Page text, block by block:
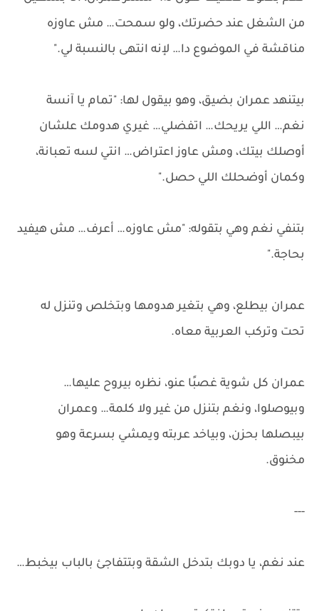
من الشغل عند حضرتك، ولو سمحت… مش عاوزه
مناقشة في الموضوع دا… لإنه انتهى بالنسبة لي."
بيتنهد عمران بضيق، وهو بيقول لها: "تمام يا آنسة
نغم… اللي يريحك… اتفضلي… غيري هدومك علشان
أوصلك بيتك، ومش عاوز اعتراض… انتي لسه تعبانة،
وكمان أوضحلك اللي حصل."
بتنفي نغم وهي بتقوله: "مش عاوزه… أعرف… مش هيفيد
بحاجة."
عمران بيطلع، وهي بتغير هدومها وبتخلص وتنزل له
تحت وتركب العربية معاه.
عمران كل شوية غصبًا عنو، نظره بيروح عليها…
وبيوصلوا، ونغم بتنزل من غير ولا كلمة… وعمران
بيبصلها بحزن، وبياخد عربته ويمشي بسرعة وهو
مخنوق.
---
عند نغم، يا دوبك بتدخل الشقة وبتتفاجئ بالباب بيخبط…